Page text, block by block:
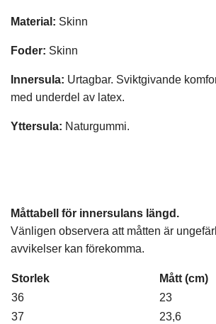
Material: Skinn
Foder: Skinn
Innersula: Urtagbar. Sviktgivande
med underdel av latex.
Yttersula: Naturgummi.
Måttabell för innersulans längd.
Vänligen observera att måtten är
avvikelser kan förekomma.
Storlek
Mått (cm)
36
23
37
23,6